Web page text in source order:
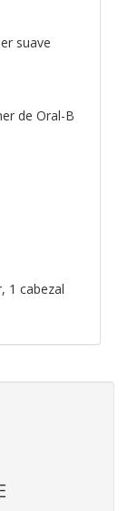
suave
de Oral-B
1 cabezal